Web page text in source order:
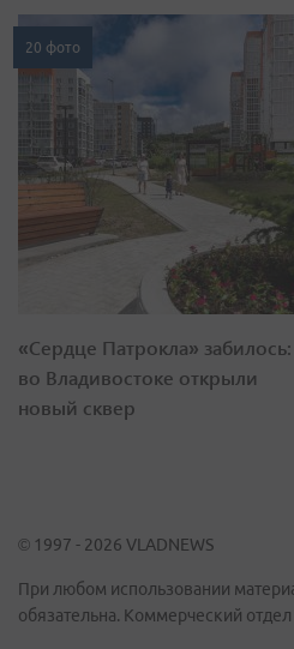
20 фото
«Сердце Патрокла» забилось:
во Владивостоке открыли
новый сквер
© 1997 - 2026 VLADNEWS
При любом использовании
обязательна. Коммерческий